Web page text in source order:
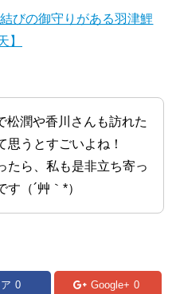
びの御守りがある羽津鯉
】
松潤や香川さんも訪れた
うとすごいよね！
たら、私も是非立ち寄っ
す（´艸｀*）
0 Google+ 0